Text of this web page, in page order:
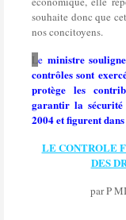
souhaite donc que
nos concitoyens.
Le ministre
contrôles sont
protège les
garantir la sécurité
2004 et figurent
LE CONTROLE
DES
par P